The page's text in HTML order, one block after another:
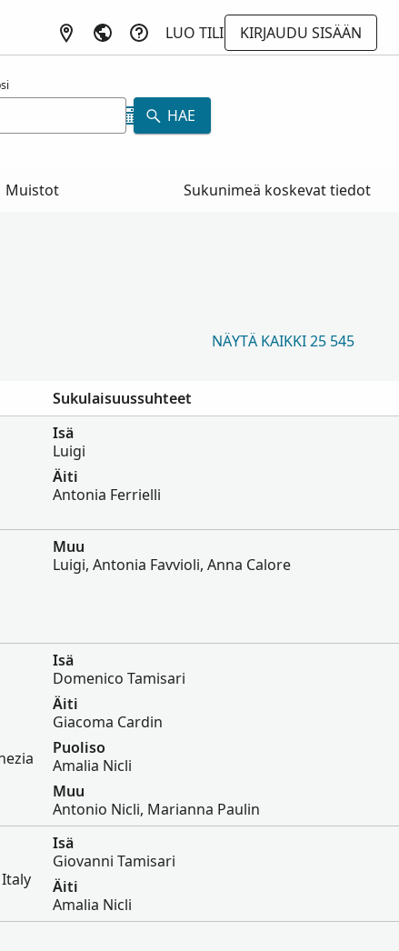
LUO TILI
KIRJAUDU SISÄÄN
HAE
Muistot Sukunimeä koskevat tiedot
NÄYTÄ KAIKKI 25 545
Sukulaisuussuhteet
Isä
Luigi
Äiti
Antonia Ferrielli
Muu
Luigi, Antonia Favvioli, Anna Calore
Isä
Domenico Tamisari
Äiti
Giacoma Cardin
Puoliso
Amalia Nicli
Muu
Antonio Nicli, Marianna Paulin
Isä
Giovanni Tamisari
Äiti
Amalia Nicli